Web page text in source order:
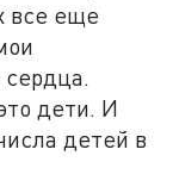
все еще
дети. И
детей в